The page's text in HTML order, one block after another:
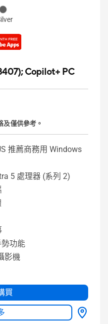
Copilot+ PC
及僅供參考。
推薦商務用 Windows
5 處理器 (系列 2)
功能
影機
買